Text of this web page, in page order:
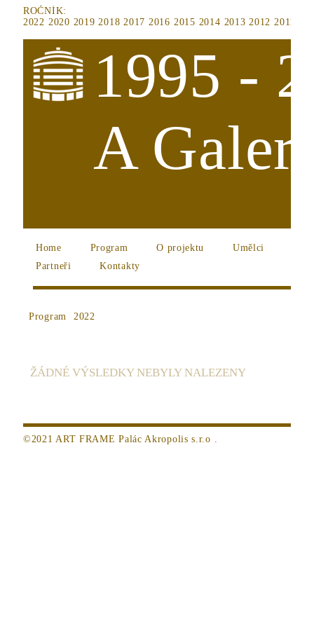
ROČNÍK:
2022 2020 2019 2018 2017 2016 2015 2014 2013 2012 2011
1995 -
A
Home Program O projektu
Umělci
Partneři
Kontakty
Program 2022
ŽÁDNÉ VÝSLEDKY NEBYLY NALEZENY
©2021 ART FRAME Palác Akropolis s.r.o .